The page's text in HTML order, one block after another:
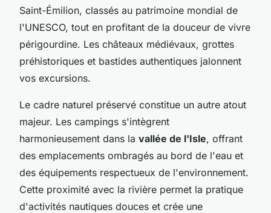
Saint-Émilion, classés au patrimoine mondial de
l'UNESCO, tout en profitant de la douceur de vivre
périgourdine. Les châteaux médiévaux, grottes
préhistoriques et bastides authentiques jalonnent
vos excursions.
Le cadre naturel préservé constitue un autre atout
majeur. Les campings s'intègrent
harmonieusement dans la vallée de l'Isle, offrant
des emplacements ombragés au bord de l'eau et
des équipements respectueux de l'environnement.
Cette proximité avec la rivière permet la pratique
d'activités nautiques douces et crée une